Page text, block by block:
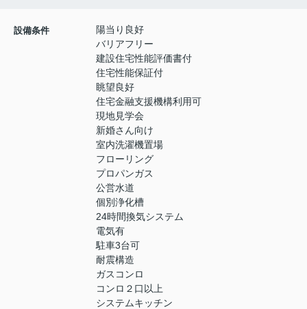
設備条件
陽当り良好
バリアフリー
建設住宅性能評価書付
住宅性能保証付
眺望良好
住宅金融支援機構利用可
現地見学会
新婚さん向け
室内洗濯機置場
フローリング
プロパンガス
公営水道
個別浄化槽
24時間換気システム
電気有
駐車3台可
耐震構造
ガスコンロ
コンロ２口以上
システムキッチン